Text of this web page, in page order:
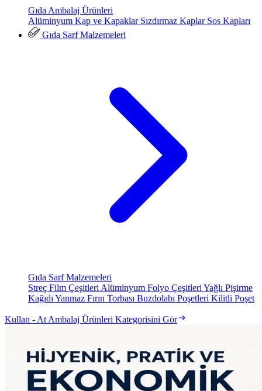
Gıda Ambalaj Ürünleri
Alüminyum Kap ve Kapaklar Sızdırmaz Kaplar Sos Kapları
Gıda Sarf Malzemeleri
Gıda Sarf Malzemeleri
Streç Film Çeşitleri Alüminyum Folyo Çeşitleri Yağlı Pişirme
Kağıdı Yanmaz Fırın Torbası Buzdolabı Poşetleri Kilitli Poşet
Kullan - At Ambalaj Ürünleri Kategorisini Gör